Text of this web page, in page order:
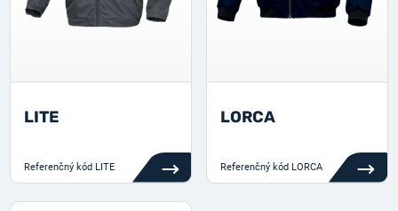
LITE
Referenčný kód LITE
LORCA
Referenčný kód LORCA